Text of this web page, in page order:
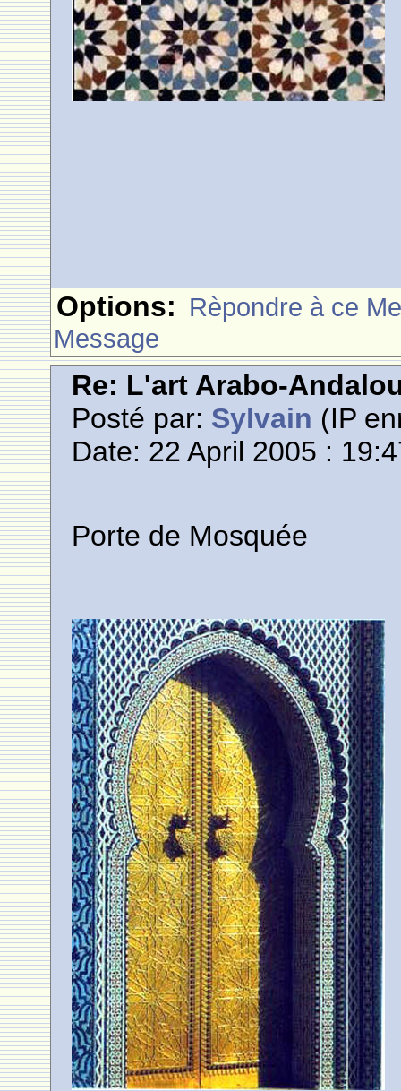
Options: Rèpondre à ce
Message
Re: L'art Arabo-
Posté par: Sylvain (IP
Date: 22 April 2005 :
Porte de Mosquée